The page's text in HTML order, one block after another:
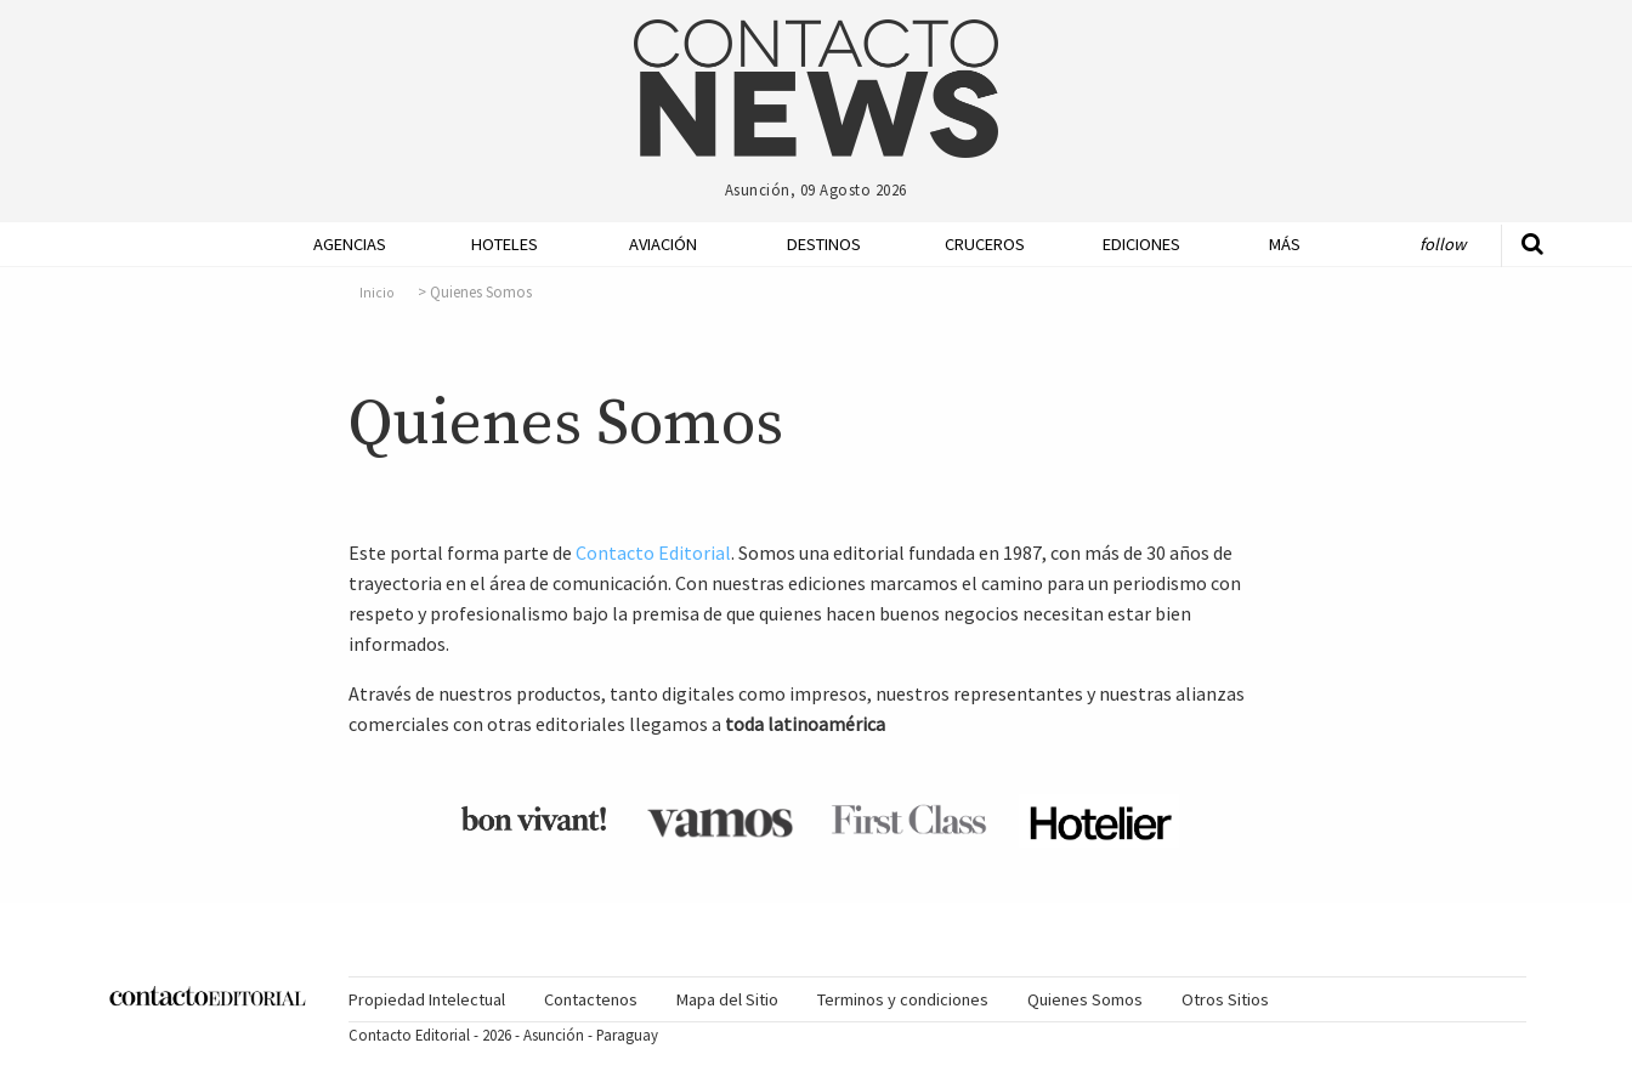
Asunción, 09 Agosto 2026
AGENCIAS HOTELES AVIACIÓN DESTINOS CRUCEROS EDICIONES MÁS follow
Inicio Quienes Somos
Quienes Somos
Este portal forma parte de Contacto Editorial. Somos una editorial fundada en 1987, con más de 30 años de
trayectoria en el área de comunicación. Con nuestras ediciones marcamos el camino para un periodismo con
respeto y profesionalismo bajo la premisa de que quienes hacen buenos negocios necesitan estar bien
informados.
Através de nuestros productos, tanto digitales como impresos, nuestros representantes y nuestras alianzas
comerciales con otras editoriales llegamos a toda latinoamérica
Propiedad Intelectual Contactenos Mapa del Sitio Terminos y condiciones Quienes Somos Otros Sitios
Contacto Editorial - 2026 - Asunción - Paraguay